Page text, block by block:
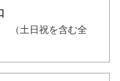
（土日祝を含む全